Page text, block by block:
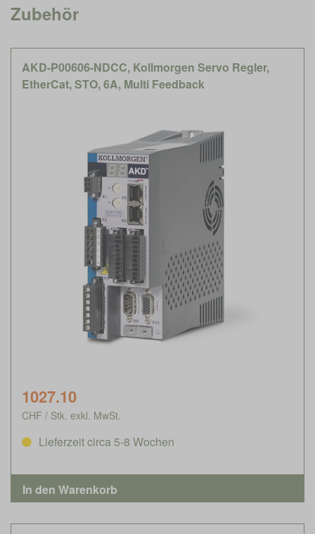
Zubehör
AKD-P00606-NDCC, Kollmorgen Servo Regler,
EtherCat, STO, 6A, Multi Feedback
1027.10
CHF / Stk. exkl. MwSt.
Lieferzeit circa 5-8 Wochen